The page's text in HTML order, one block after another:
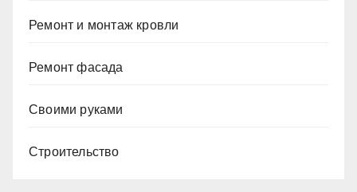
Ремонт и монтаж кровли
Ремонт фасада
Своими руками
Строительство